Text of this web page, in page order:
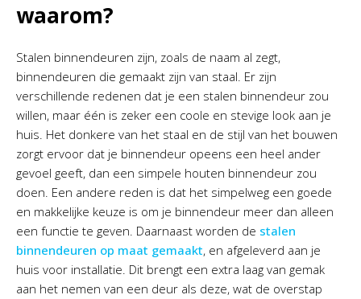
waarom?
Stalen binnendeuren zijn, zoals de naam al zegt,
binnendeuren die gemaakt zijn van staal. Er zijn
verschillende redenen dat je een stalen binnendeur zou
willen, maar één is zeker een coole en stevige look aan je
huis. Het donkere van het staal en de stijl van het bouwen
zorgt ervoor dat je binnendeur opeens een heel ander
gevoel geeft, dan een simpele houten binnendeur zou
doen. Een andere reden is dat het simpelweg een goede
en makkelijke keuze is om je binnendeur meer dan alleen
een functie te geven. Daarnaast worden de stalen
binnendeuren op maat gemaakt, en afgeleverd aan je
huis voor installatie. Dit brengt een extra laag van gemak
aan het nemen van een deur als deze, wat de overstap